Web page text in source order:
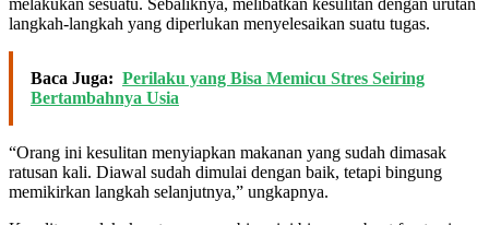
langkah-langkah yang diperlukan menyelesaikan suatu tugas.
Baca Juga: Perilaku yang Bisa Memicu Stres Seiring
Bertambahnya Usia
“Orang ini kesulitan menyiapkan makanan yang sudah dimasak
ratusan kali. Diawal sudah dimulai dengan baik, tetapi bingung
memikirkan langkah selanjutnya,” ungkapnya.